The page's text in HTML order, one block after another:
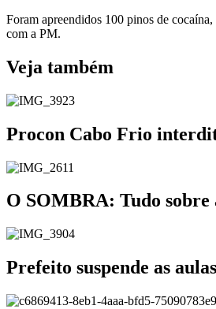
Foram apreendidos 100 pinos de
com a PM.
Veja também
Procon Cabo Frio
O SOMBRA: Tudo sobre
Prefeito suspende as